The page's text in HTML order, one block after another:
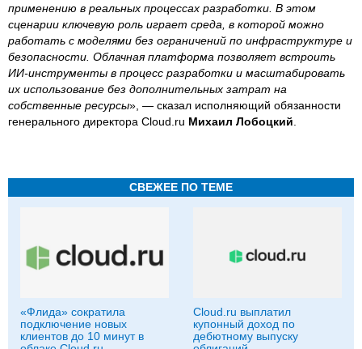
применению в реальных процессах разработки. В этом
сценарии ключевую роль играет среда, в которой можно
работать с моделями без ограничений по инфраструктуре и
безопасности. Облачная платформа позволяет встроить
ИИ-инструменты в процесс разработки и масштабировать
их использование без дополнительных затрат на
собственные ресурсы», — сказал исполняющий обязанности
генерального директора Cloud.ru Михаил Лобоцкий
СВЕЖЕЕ ПО ТЕМЕ
«Флида» сократила
подключение новых
клиентов до 10 минут в
Cloud.ru выплатил
купонный доход по
дебютному выпуску